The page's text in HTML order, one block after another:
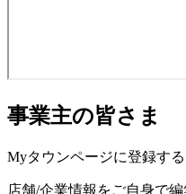
事業主の皆さま
Myタウンページに登録する
店舗/企業情報をご自身で